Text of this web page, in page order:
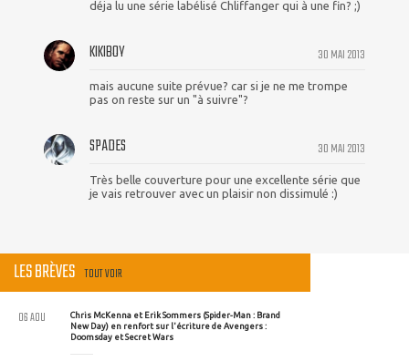
déja lu une série labélisé Chliffanger qui à une fin? ;)
30 MAI 2013
KIKIBOY
mais aucune suite prévue? car si je ne me trompe
pas on reste sur un "à suivre"?
30 MAI 2013
SPADES
Très belle couverture pour une excellente série que
je vais retrouver avec un plaisir non dissimulé :)
LES BRÈVES TOUT VOIR
Chris McKenna et Erik Sommers (Spider-Man : Brand
New Day) en renfort sur l'écriture de Avengers :
Doomsday et Secret Wars
06 AOU